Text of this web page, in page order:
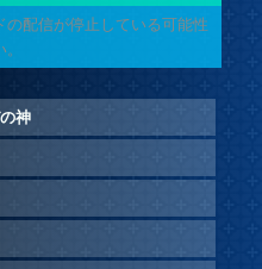
の配信が停止している可能性
神